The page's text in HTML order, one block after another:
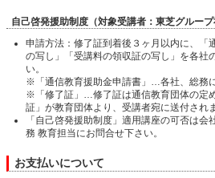
自己啓発援助制度（対象受講者：東芝グループ
申請方法：修了証到着後３ヶ月以内に、「
の写し」「受講料の領収証の写し」を各社
い。
※「通信教育援助金申請書」…各社、総務
※「修了証」…修了証は通信教育団体の定
証」が教育団体より、受講者宛に送付され
「自己啓発援助制度」適用講座の可否は
務 教育担当にお問合せ下さい。
お支払いについて